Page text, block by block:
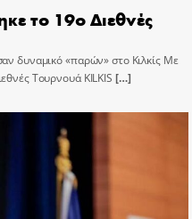
το 19ο Διεθνές
δυναμικό «παρών» στο Κιλκίς Με
Τουρνουά KILKIS […]